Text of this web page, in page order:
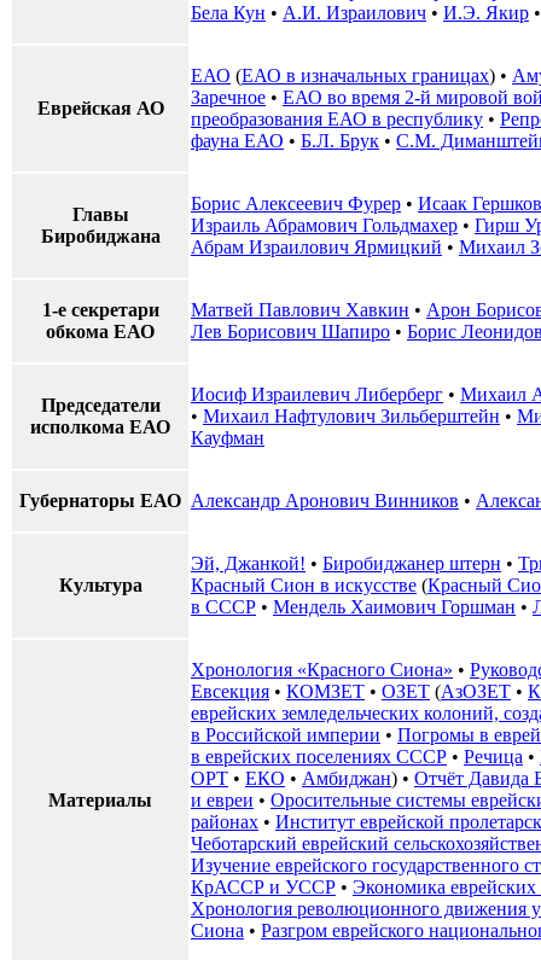
Бела Кун • А.И. Израилович • И.Э. Якир
Еврейская АО
ЕАО (ЕАО в изначальных границах) •
Заречное • ЕАО во время 2-й мировой
преобразования ЕАО в республику •
фауна ЕАО • Б.Л. Брук • С.М.
Главы
Биробиджана
Борис Алексеевич Фурер • Исаак
Израиль Абрамович Гольдмахер • Гирш
Абрам Израилович Ярмицкий • Михаил
1-е секретари
обкома ЕАО
Матвей Павлович Хавкин • Арон
Лев Борисович Шапиро • Борис
Председатели
исполкома ЕАО
Иосиф Израилевич Либерберг • Михаил
• Михаил Нафтулович Зильберштейн •
Кауфман
Губернаторы ЕАО Александр Аронович Винников •
Культура
Эй, Джанкой! • Биробиджанер штерн •
Красный Сион в искусстве (Красный
в СССР • Мендель Хаимович Горшман •
Материалы
Хронология «Красного Сиона» •
Евсекция • КОМЗЕТ • ОЗЕТ (АзОЗЕТ •
еврейских земледельческих колоний,
в Российской империи • Погромы в
в еврейских поселениях СССР • Речица •
ОРТ • ЕКО • Амбиджан) • Отчёт Давида
и евреи • Оросительные системы
районах • Институт еврейской
Чеботарский еврейский
Изучение еврейского государственного
КрАССР и УССР • Экономика
Хронология революционного движения у
Сиона • Разгром еврейского